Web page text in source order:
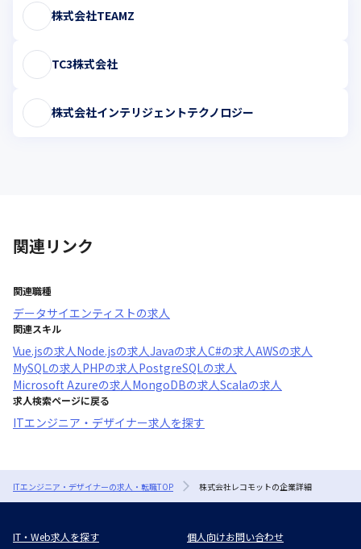
株式会社TEAMZ
TC3株式会社
株式会社インテリジェントテクノロジー
関連リンク
関連職種
データサイエンティストの求人
関連スキル
Vue.jsの求人 Node.jsの求人Javaの求人C#の求人AWSの求人
MySQLの求人 PHPの求人 PostgreSQLの求人
Microsoft Azureの求人 MongoDBの求人Scalaの求人
求人検索ページに戻る
ITエンジニア・デザイナー求人を探す
ITエンジニア・デザイナーの求人・転職TOP 株式会社レコモットの企業詳細
IT・Web求人を探す 個人向けお問い合わせ